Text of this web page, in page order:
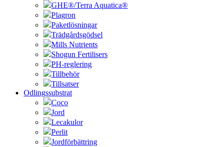
GHE®/Terra Aquatica®
Plagron
Paketlösningar
Trädgårdsgödsel
Mills Nutrients
Shogun Fertilisers
PH-reglering
Tillbehör
Tillsatser
Odlingssubstrat
Coco
Jord
Lecakulor
Perlit
Jordförbättring